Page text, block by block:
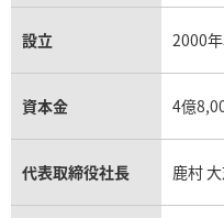
設立 2000
資本金 4億
代表取締役社長 鹿村